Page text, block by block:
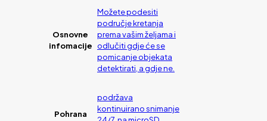
Osnovne
infomacije
Možete podesiti
područje kretanja
prema vašim željama i
odlučiti gdje će se
pomicanje objekata
detektirati, a gdje ne.
Pohrana
podržava
kontinuirano snimanje